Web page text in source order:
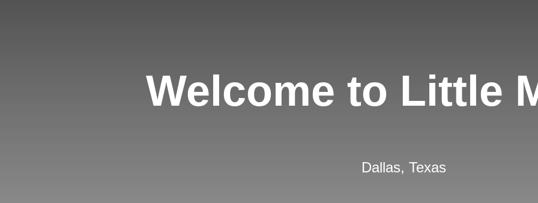
Welcome to Little
Dallas, Texas